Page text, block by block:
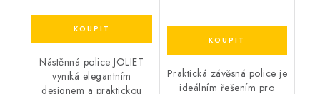
Nástěnná police JOLIET
vyniká elegantním
designem a praktickou
Praktická závěsná police je
ideálním řešením pro